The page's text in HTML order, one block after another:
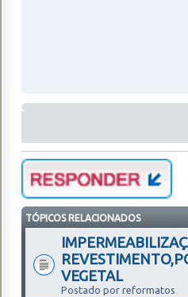
TÓPICOS RELACIONADOS
VEGETAL
Postado por reformatos